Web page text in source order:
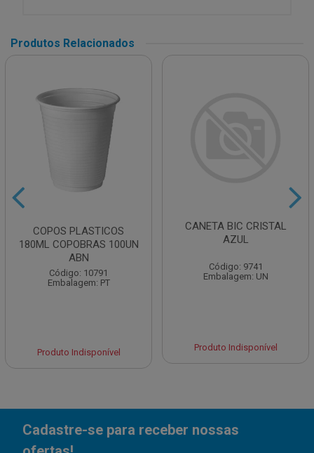
Produtos Relacionados
COPOS PLASTICOS
180ML COPOBRAS 100UN
ABN
Código: 10791
Embalagem: PT
Produto Indisponível
CANETA BIC CRISTAL
AZUL
Código: 9741
Embalagem: UN
Produto Indisponível
Cadastre-se para receber nossas